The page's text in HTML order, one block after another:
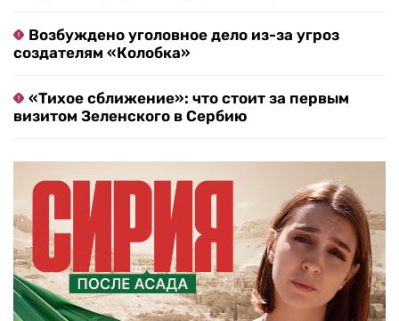
Возбуждено уголовное дело из-за угроз
создателям «Колобка»
«Тихое сближение»: что стоит за первым
визитом Зеленского в Сербию